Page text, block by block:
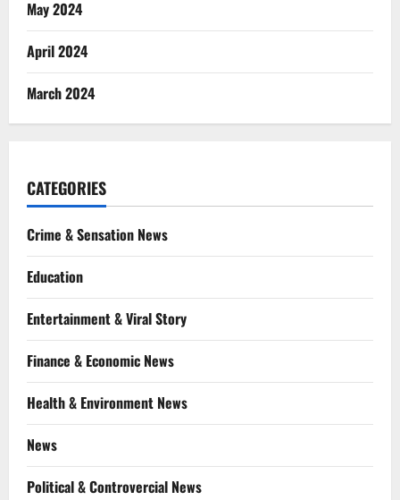
May 2024
April 2024
March 2024
CATEGORIES
Crime & Sensation News
Education
Entertainment & Viral Story
Finance & Economic News
Health & Environment News
News
Political & Controvercial News